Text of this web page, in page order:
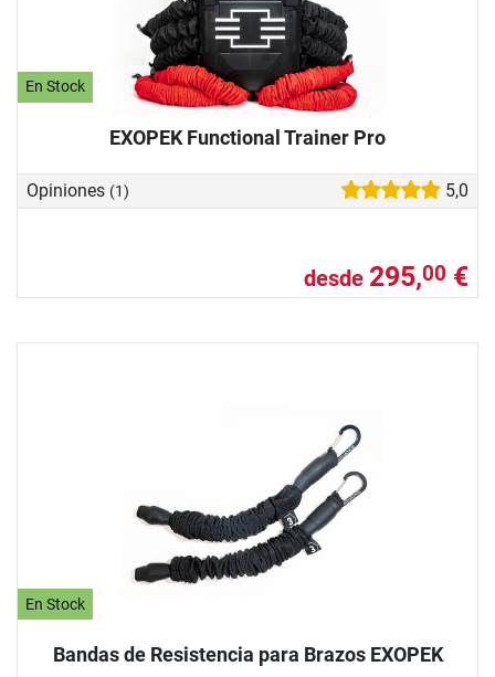
En Stock
EXOPEK Functional Trainer Pro
Opiniones (1) 5,0
desde 295,00 €
En Stock
Bandas de Resistencia para Brazos EXOPEK